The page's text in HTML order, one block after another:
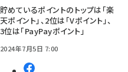
貯めているポイントのトップは「楽
天ポイント」、2位は「Vポイント」、
3位は「PayPayポイント」
2024年7月5日 7:00